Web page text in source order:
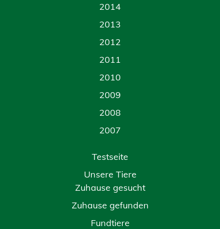
2014
2013
2012
2011
2010
2009
2008
2007
Testseite
Unsere Tiere
Zuhause gesucht
Zuhause gefunden
Fundtiere